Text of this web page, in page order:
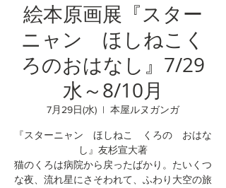
絵本原画展『スター
ニャン ほしねこく
ろのおはなし』7/29
水～8/10月
7月29日(水)
  |
本屋ルヌガンガ
『スターニャン ほしねこ くろの おはな
し』友杉宣大著
猫のくろは病院から戻ったばかり。たいくつ
な夜、流れ星にさそわれて、ふわり大空の旅